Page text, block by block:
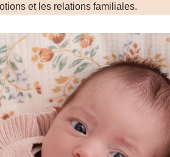
et les relations familiales.